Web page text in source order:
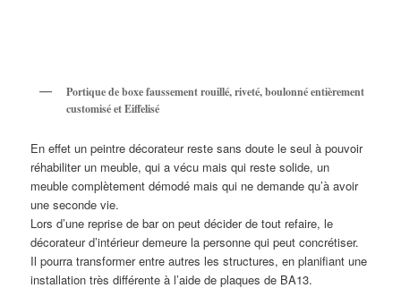
Portique de boxe faussement rouillé, riveté, boulonné entièrement
customisé et Eiffelisé
En effet un peintre décorateur reste sans doute le seul à pouvoir
réhabiliter un meuble, qui a vécu mais qui reste solide, un
meuble complètement démodé mais qui ne demande qu’à avoir
une seconde vie.
Lors d’une reprise de bar on peut décider de tout refaire, le
décorateur d’intérieur demeure la personne qui peut concrétiser.
Il pourra transformer entre autres les structures, en planifiant une
installation très différente à l’aide de plaques de BA13.